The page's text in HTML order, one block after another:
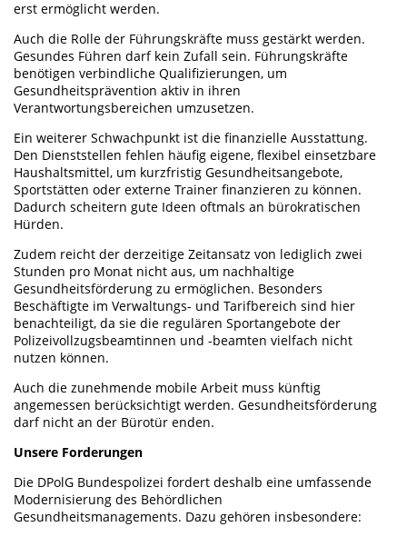
erst ermöglicht werden.
Auch die Rolle der Führungskräfte muss gestärkt werden.
Gesundes Führen darf kein Zufall sein. Führungskräfte
benötigen verbindliche Qualifizierungen, um
Gesundheitsprävention aktiv in ihren
Verantwortungsbereichen umzusetzen.
Ein weiterer Schwachpunkt ist die finanzielle Ausstattung.
Den Dienststellen fehlen häufig eigene, flexibel einsetzbare
Haushaltsmittel, um kurzfristig Gesundheitsangebote,
Sportstätten oder externe Trainer finanzieren zu können.
Dadurch scheitern gute Ideen oftmals an bürokratischen
Hürden.
Zudem reicht der derzeitige Zeitansatz von lediglich zwei
Stunden pro Monat nicht aus, um nachhaltige
Gesundheitsförderung zu ermöglichen. Besonders
Beschäftigte im Verwaltungs- und Tarifbereich sind hier
benachteiligt, da sie die regulären Sportangebote der
Polizeivollzugsbeamtinnen und -beamten vielfach nicht
nutzen können.
Auch die zunehmende mobile Arbeit muss künftig
angemessen berücksichtigt werden. Gesundheitsförderung
darf nicht an der Bürotür enden.
Unsere Forderungen
Die DPolG Bundespolizei fordert deshalb eine umfassende
Modernisierung des Behördlichen
Gesundheitsmanagements. Dazu gehören insbesondere: